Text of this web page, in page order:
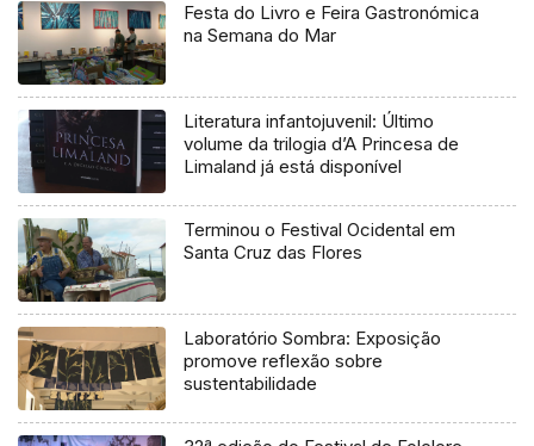
Festa do Livro e Feira Gastronómica
na Semana do Mar
Literatura infantojuvenil: Último
volume da trilogia d’A Princesa de
Limaland já está disponível
Terminou o Festival Ocidental em
Santa Cruz das Flores
Laboratório Sombra: Exposição
promove reflexão sobre
sustentabilidade